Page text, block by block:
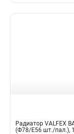
Радиатор VALFEX
(Ф78/Е56 шт./пал.),